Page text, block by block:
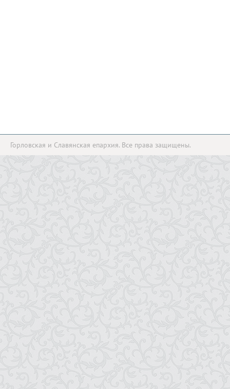
Горловская и Славянская епархия. Все права защищены.